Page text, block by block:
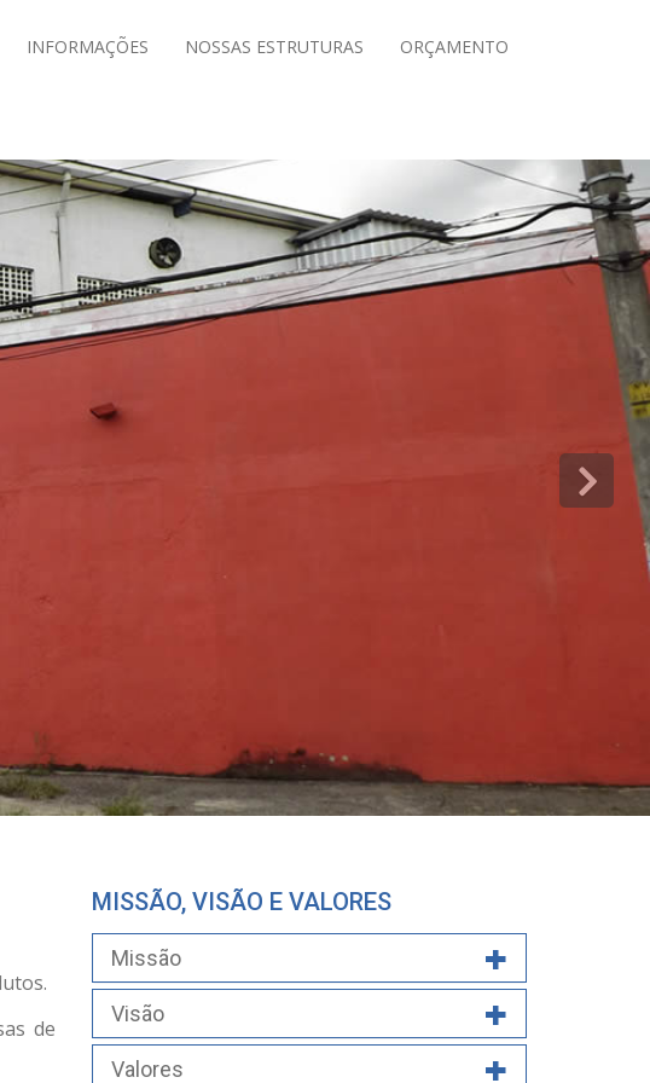
INFORMAÇÕES NOSSAS ESTRUTURAS ORÇAMENTO
de
MISSÃO, VISÃO E VALORES
Missão
Visão
Valores